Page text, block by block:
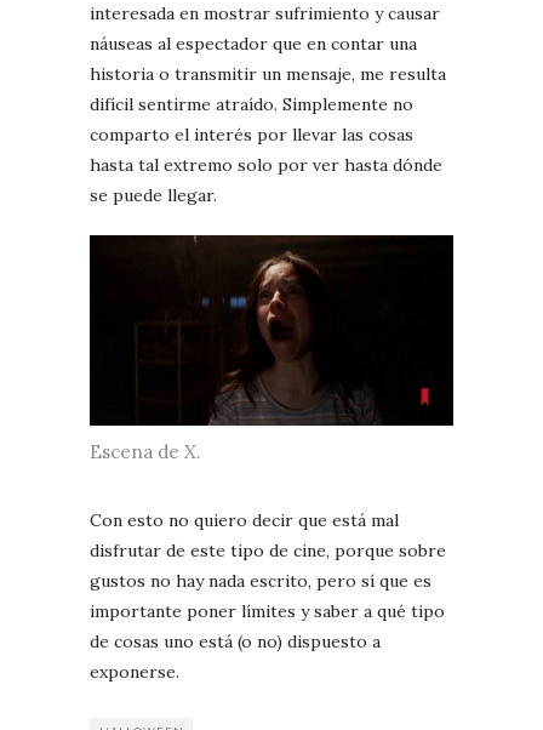
interesada en mostrar sufrimiento y causar
náuseas al espectador que en contar una
historia o transmitir un mensaje, me resulta
difícil sentirme atraído. Simplemente no
comparto el interés por llevar las cosas
hasta tal extremo solo por ver hasta dónde
se puede llegar.
Escena de X.
Con esto no quiero decir que está mal
disfrutar de este tipo de cine, porque sobre
gustos no hay nada escrito, pero sí que es
importante poner límites y saber a qué tipo
de cosas uno está (o no) dispuesto a
exponerse.